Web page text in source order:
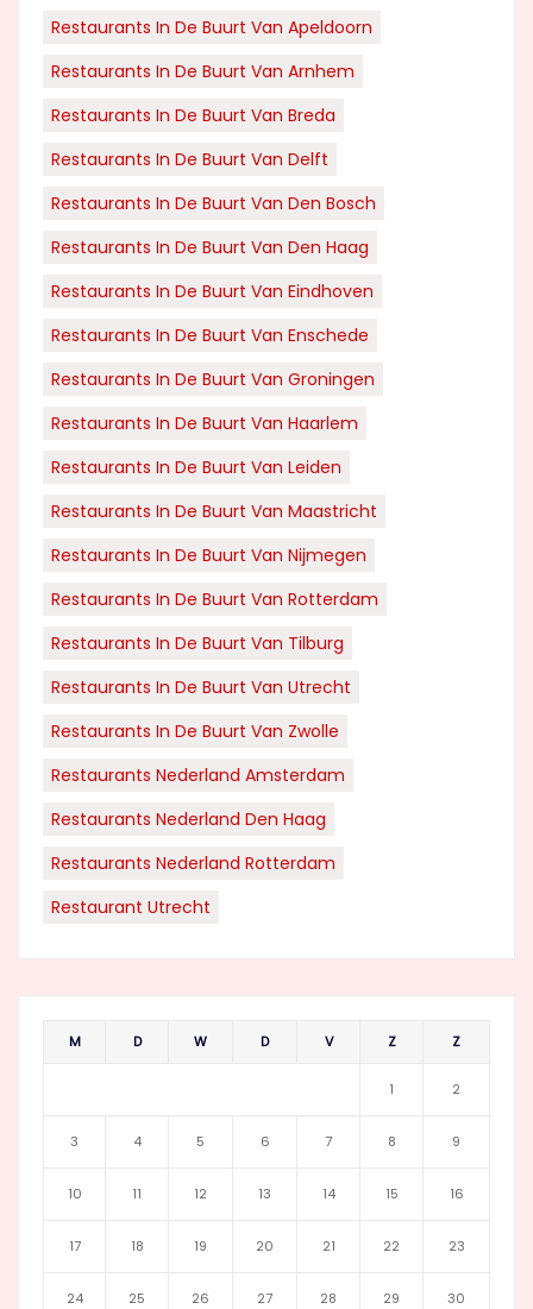
Restaurants In De Buurt Van Apeldoorn
Restaurants In De Buurt Van Arnhem
Restaurants In De Buurt Van Breda
Restaurants In De Buurt Van Delft
Restaurants In De Buurt Van Den Bosch
Restaurants In De Buurt Van Den Haag
Restaurants In De Buurt Van Eindhoven
Restaurants In De Buurt Van Enschede
Restaurants In De Buurt Van Groningen
Restaurants In De Buurt Van Haarlem
Restaurants In De Buurt Van Leiden
Restaurants In De Buurt Van Maastricht
Restaurants In De Buurt Van Nijmegen
Restaurants In De Buurt Van Rotterdam
Restaurants In De Buurt Van Tilburg
Restaurants In De Buurt Van Utrecht
Restaurants In De Buurt Van Zwolle
Restaurants Nederland Amsterdam
Restaurants Nederland Den Haag
Restaurants Nederland Rotterdam
Restaurant Utrecht
M D W D V Z Z
1 2
3 4 5 6 7 8 9
10 11 12 13 14 15 16
17 18 19 20 21 22 23
24 25 26 27 28 29 30